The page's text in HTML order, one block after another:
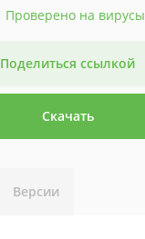
Проверено на вирусы
Поделиться ссылкой
Скачать
Версии